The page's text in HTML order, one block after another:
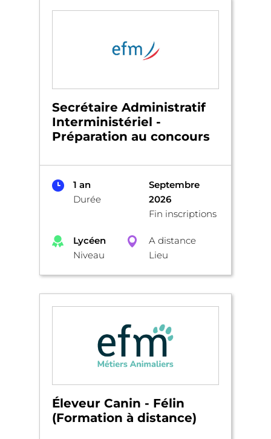
Secrétaire Administratif
Interministériel -
Préparation au concours
1 an
Durée
Septembre
2026
Fin inscriptions
Lycéen
Niveau
A distance
Lieu
Éleveur Canin - Félin
(Formation à distance)